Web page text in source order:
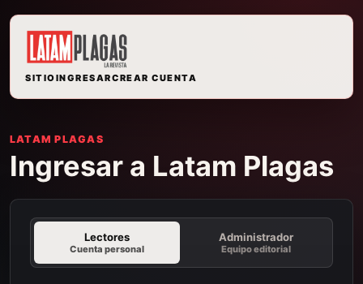
SITIOINGRESARCREAR CUENTA
LATAM PLAGAS
Ingresar a Latam Plagas
Lectores
Cuenta personal
Administrador
Equipo editorial